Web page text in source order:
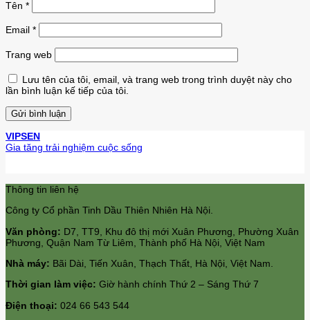
Tên *
Email *
Trang web
Lưu tên của tôi, email, và trang web trong trình duyệt này cho
lần bình luận kế tiếp của tôi.
VIPSEN
Gia tăng trải nghiệm cuộc sống
Thông tin liên hệ
Công ty Cổ phần Tinh Dầu Thiên Nhiên Hà Nội.
Văn phòng: D7, TT9, Khu đô thị mới Xuân Phương, Phường Xuân
Phương, Quận Nam Từ Liêm, Thành phố Hà Nội, Việt Nam
Nhà máy: Bãi Dài, Tiến Xuân, Thạch Thất, Hà Nội, Việt Nam.
Thời gian làm việc: Giờ hành chính Thứ 2 – Sáng Thứ 7
Điện thoại: 024 66 543 544